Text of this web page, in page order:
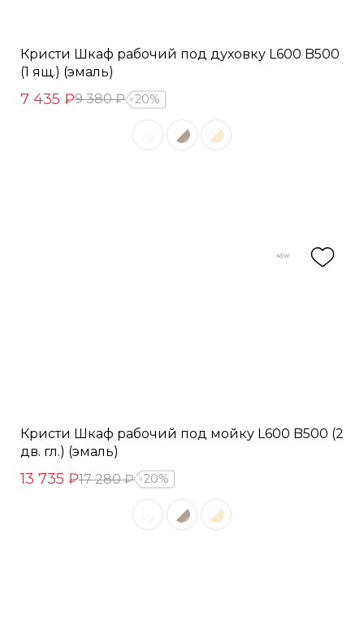
Кристи Шкаф рабочий под духовку L600 B500
(1 ящ.) (эмаль)
7 435 ₽9 380 ₽ 20%
Кристи Шкаф рабочий под мойку L600 B500 (2
дв. гл.) (эмаль)
13 735 ₽17 280 ₽ 20%